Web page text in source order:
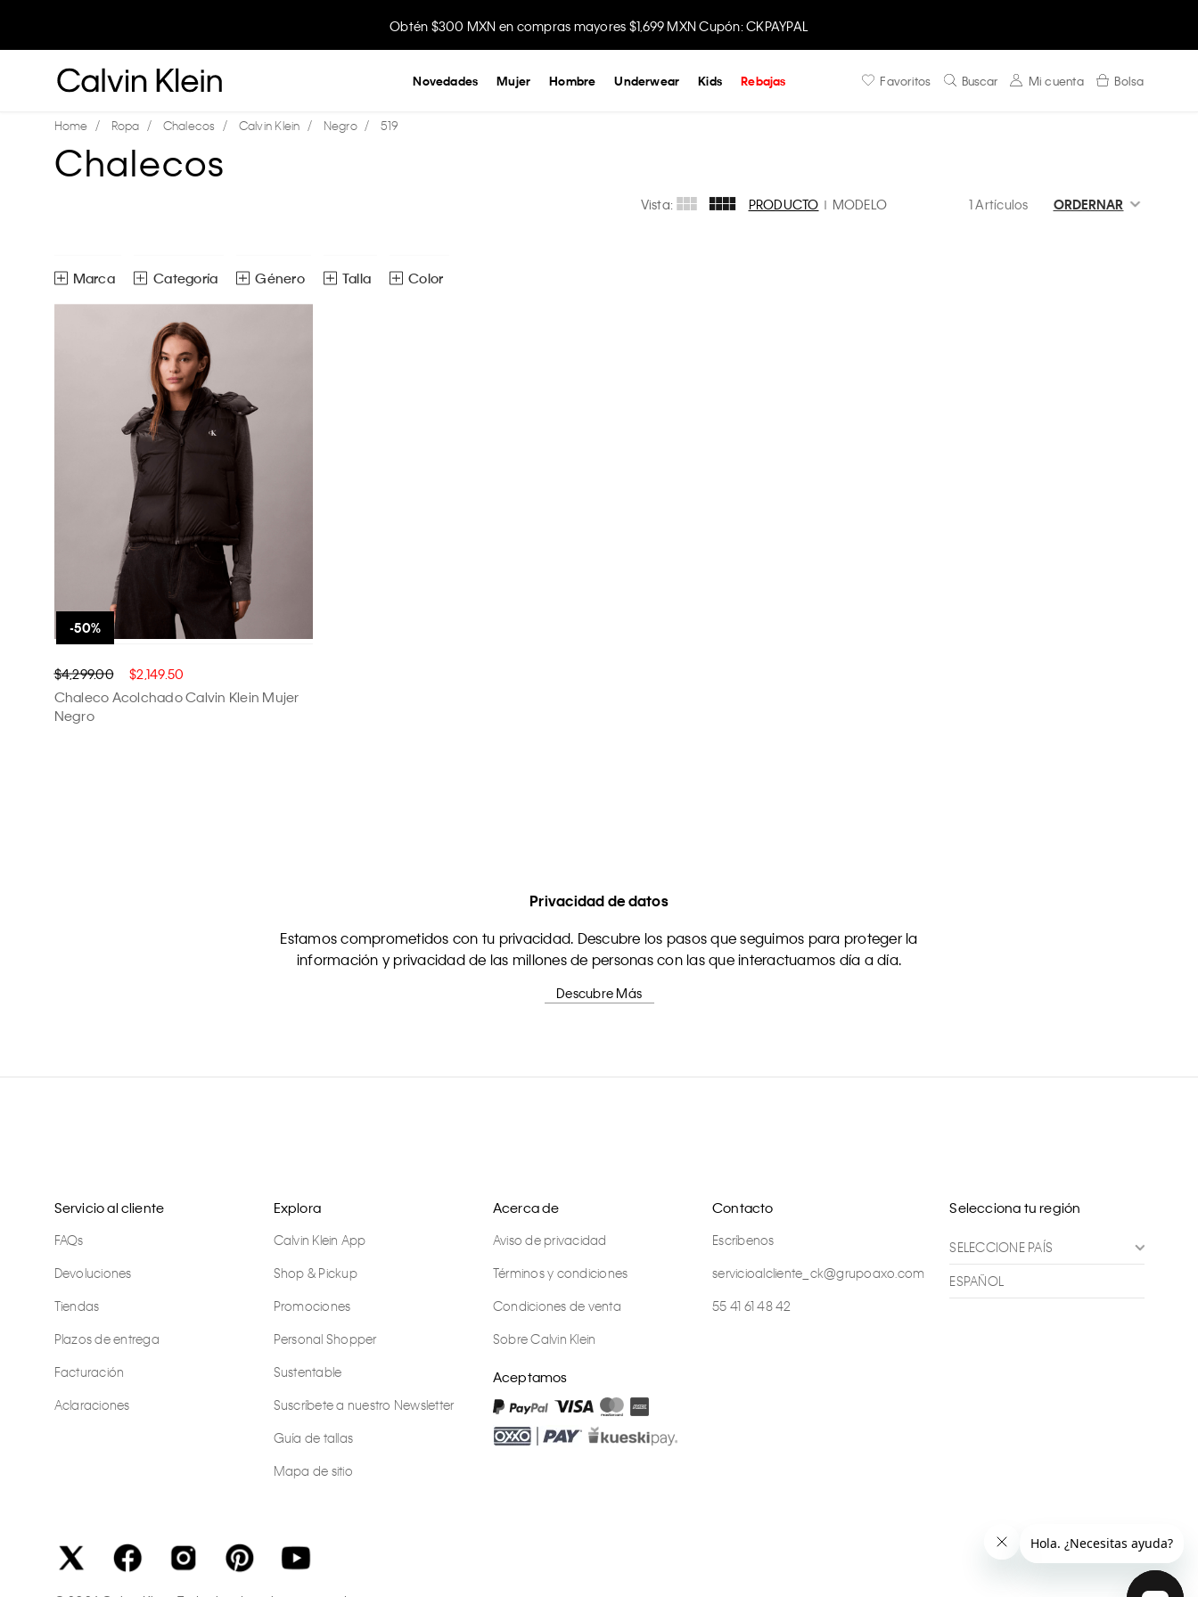
Obtén $300 MXN en compras mayores $1,699 MXN Cupón: CKPAYPAL
Favoritos Buscar Mi cuenta Bolsa
Novedades Mujer Hombre Underwear Kids Rebajas
Ropa Chalecos Calvin Klein Negro 519
Chalecos
ORDERNAR
PRODUCTO MODELO 1 Artículos
Vista:
Marca
Ver todas las opciones
Género Color
Talla
$4,299.00 $2,149.50
Chaleco Acolchado Calvin Klein Mujer
Negro
Privacidad de datos
Estamos comprometidos con tu privacidad. Descubre los pasos que seguimos para proteger la
información y privacidad de las millones de personas con las que interactuamos día a día.
Descubre Más
Servicio al cliente
FAQs
Devoluciones
Tiendas
Plazos de entrega
Facturación
Aclaraciones
Explora
Calvin Klein App
Shop & Pickup
Promociones
Personal Shopper
Sustentable
Suscríbete a nuestro Newsletter
Guía de tallas
Mapa de sitio
Acerca de
Aviso de privacidad
Términos y condiciones
Condiciones de venta
Sobre Calvin Klein
Aceptamos
Contacto
Escríbenos
servicioalcliente_ck@grupoaxo.com
55 41 61 48 42
Selecciona tu región
SELECCIONE PAÍS
ESPAÑOL